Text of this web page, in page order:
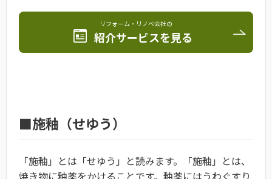
リフォーム・リノベ会社の
紹介サービスを見る
■施釉（せゆう）
「施釉」とは「せゆう」と読みます。「施釉」とは、
焼き物に釉薬をかけることです。釉薬にはうわぐすり